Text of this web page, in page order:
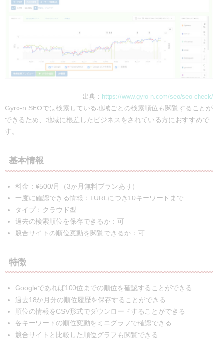
出典： https://www.gyro-n.com/seo/seo-check/
Gyro-n SEOでは検索している地域ごとの検索順位も閲覧することが
できるため、地域に根差したビジネスをされている方におすすめで
す。
基本情報
料金：¥500/月（3か月無料プランあり）
一度に確認できる情報：1URLにつき10キーワードまで
タイプ：クラウド型
過去の検索順位を保存できるか：可
競合サイトの順位変動を閲覧できるか：可
特徴
Googleであれば100位までの順位を確認することができる
過去18か月分の順位履歴を保存することができる
順位の情報をCSV形式でダウンロードすることができる
各キーワードの順位変動をミニグラフで確認できる
競合サイトと比較した順位グラフも閲覧できる